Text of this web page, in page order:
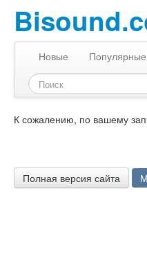
Новые Популярные
К сожалению, по вашему
Полная версия сайта